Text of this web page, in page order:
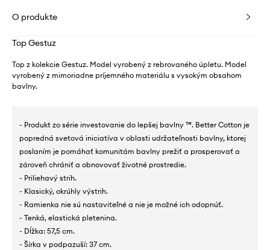
O produkte
Top Gestuz
Top z kolekcie Gestuz. Model vyrobený z rebrovaného úpletu. Model
vyrobený z mimoriadne príjemného materiálu s vysokým obsahom
bavlny.
- Produkt zo série investovanie do lepšej bavlny ™. Better Cotton je
popredná svetová iniciatíva v oblasti udržateľnosti bavlny, ktorej
poslaním je pomáhať komunitám bavlny prežiť a prosperovať a
zároveň chrániť a obnovovať životné prostredie.
- Priliehavý strih.
- Klasický, okrúhly výstrih.
- Ramienka nie sú nastaviteľné a nie je možné ich odopnúť.
- Tenká, elastická pletenina.
- Dĺžka: 57,5 cm.
- Šírka v podpazuší: 37 cm.